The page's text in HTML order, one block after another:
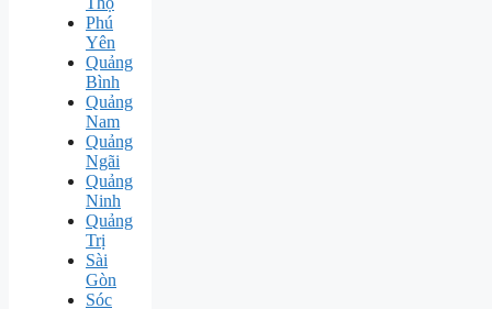
Phú
Yên
Quảng
Bình
Quảng
Nam
Quảng
Ngãi
Quảng
Ninh
Quảng
Trị
Sài
Gòn
Sóc